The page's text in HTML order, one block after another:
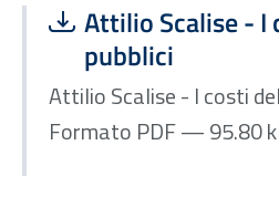
Scarica file:
Attilio Scalise - I
pubblici
Attilio Scalise - I costi